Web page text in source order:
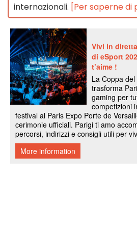
internazionali. [Per saperne di